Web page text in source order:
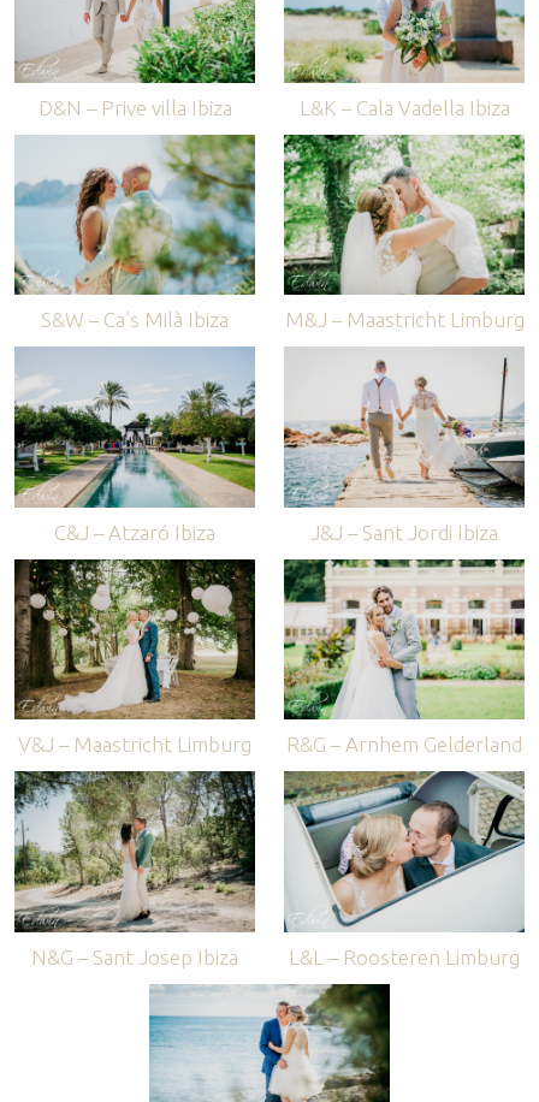
D&N – Prive villa Ibiza L&K – Cala Vadella Ibiza
S&W – Ca’s Milà Ibiza M&J – Maastricht Limburg
C&J – Atzaró Ibiza J&J – Sant Jordi Ibiza
V&J – Maastricht Limburg R&G – Arnhem Gelderland
N&G – Sant Josep Ibiza L&L – Roosteren Limburg